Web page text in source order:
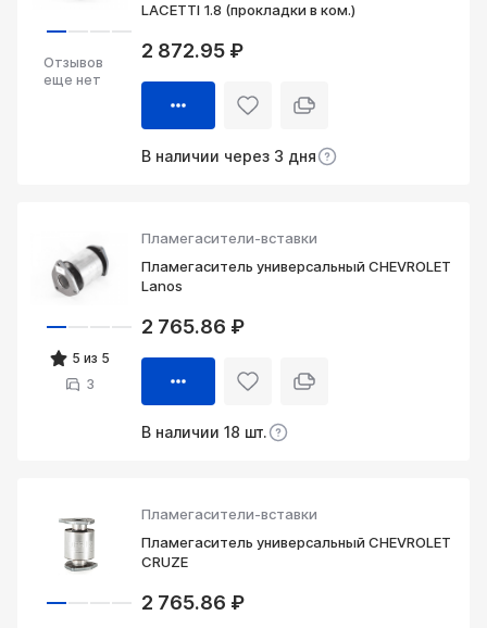
LACETTI 1.8 (прокладки в ком.)
Отзывов
еще нет
2 872.95 ₽
В наличии через 3 дня
Пламегасители-вставки
Пламегаситель универсальный CHEVROLET
Lanos
5 из 5
3
2 765.86 ₽
В наличии 18 шт.
Пламегасители-вставки
Пламегаситель универсальный CHEVROLET
CRUZE
2 765.86 ₽